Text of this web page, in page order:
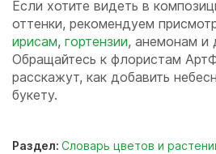
Если хотите видеть в
оттенки, рекомендуем
ирисам, гортензии, анемонам и
Обращайтесь к флористам
расскажут, как добавить
букету.
Раздел: Словарь цветов и